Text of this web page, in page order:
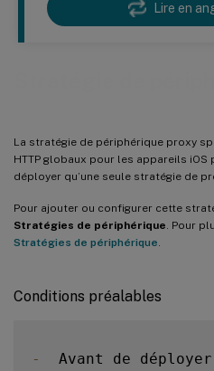
Lire en
La stratégie de périphérique proxy
HTTP globaux pour les appareils iOS
déployer qu’une seule stratégie de
Pour ajouter ou configurer cette
Stratégies de périphérique . Pour
Stratégies de périphérique
Conditions préalables
-
Avant de